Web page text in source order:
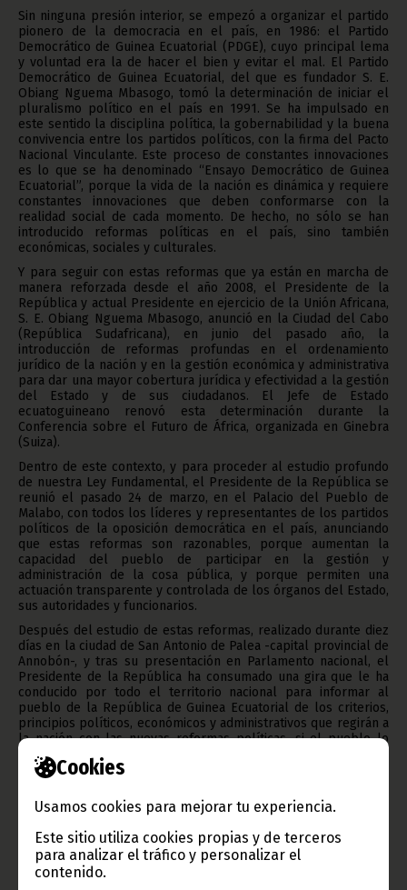
Cookies
Usamos cookies para mejorar tu experiencia.
Este sitio utiliza cookies propias y de terceros
para analizar el tráfico y personalizar el
contenido.
Sin ninguna presión interior, se empezó a organizar el partido
pionero de la democracia en el país, en 1986: el Partido
Democrático de Guinea Ecuatorial (PDGE), cuyo principal lema
y voluntad era la de hacer el bien y evitar el mal. El Partido
Democrático de Guinea Ecuatorial, del que es fundador S. E.
Obiang Nguema Mbasogo, tomó la determinación de iniciar el
pluralismo político en el país en 1991. Se ha impulsado en
este sentido la disciplina política, la gobernabilidad y la buena
convivencia entre los partidos políticos, con la firma del Pacto
Nacional Vinculante. Este proceso de constantes innovaciones
es lo que se ha denominado “Ensayo Democrático de Guinea
Ecuatorial”, porque la vida de la nación es dinámica y requiere
constantes innovaciones que deben conformarse con la
realidad social de cada momento. De hecho, no sólo se han
introducido reformas políticas en el país, sino también
económicas, sociales y culturales.
Y para seguir con estas reformas que ya están en marcha de
manera reforzada desde el año 2008, el Presidente de la
República y actual Presidente en ejercicio de la Unión Africana,
S. E. Obiang Nguema Mbasogo, anunció en la Ciudad del Cabo
(República Sudafricana), en junio del pasado año, la
introducción de reformas profundas en el ordenamiento
jurídico de la nación y en la gestión económica y administrativa
para dar una mayor cobertura jurídica y efectividad a la gestión
del Estado y de sus ciudadanos. El Jefe de Estado
ecuatoguineano renovó esta determinación durante la
Conferencia sobre el Futuro de África, organizada en Ginebra
(Suiza).
Dentro de este contexto, y para proceder al estudio profundo
de nuestra Ley Fundamental, el Presidente de la República se
reunió el pasado 24 de marzo, en el Palacio del Pueblo de
Malabo, con todos los líderes y representantes de los partidos
políticos de la oposición democrática en el país, anunciando
que estas reformas son razonables, porque aumentan la
capacidad del pueblo de participar en la gestión y
administración de la cosa pública, y porque permiten una
actuación transparente y controlada de los órganos del Estado,
sus autoridades y funcionarios.
Después del estudio de estas reformas, realizado durante diez
días en la ciudad de San Antonio de Palea -capital provincial de
Annobón-, y tras su presentación en Parlamento nacional, el
Presidente de la República ha consumado una gira que le ha
conducido por todo el territorio nacional para informar al
pueblo de la República de Guinea Ecuatorial de los criterios,
principios políticos, económicos y administrativos que regirán a
la nación con las nuevas reformas políticas, si el pueblo lo
ratifica en referéndum.
En definitiva, cabe subrayar que las reformas introducidas no
personas que las encarnan. Fundamentalmente, se trata de un
régimen presidencialista puro, en el que se confiere más
responsabilidad al Presidente de la República, para evitar los
conflictos que con frecuencia crean los gobiernos de